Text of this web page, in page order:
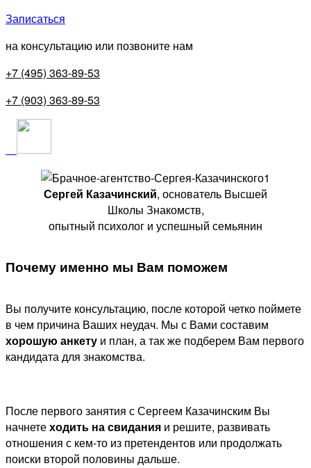
Записаться
на консультацию или позвоните нам
+7 (495) 363-89-53
+7 (903) 363-89-53
Сергей Казачинский, основатель Высшей
Школы Знакомств,
опытный психолог и успешный семьянин
Почему именно мы Вам поможем
Вы получите консультацию, после которой четко поймете
в чем причина Ваших неудач. Мы с Вами составим
хорошую анкету и план, а так же подберем Вам первого
кандидата для знакомства.
После первого занятия с Сергеем Казачинским Вы
начнетеходить на свидания и решите, развивать
отношения с кем-то из претендентов или продолжать
поиски второй половины дальше.